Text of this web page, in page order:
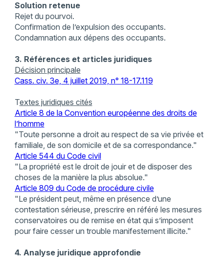
Solution retenue
Rejet du pourvoi.
Confirmation de l’expulsion des occupants.
Condamnation aux dépens des occupants.
3. Références et articles juridiques
Décision principale
Cass. civ. 3e, 4 juillet 2019, n° 18-17.119
Textes juridiques cités
Article 8 de la Convention européenne des droits de
l’homme
"Toute personne a droit au respect de sa vie privée et
familiale, de son domicile et de sa correspondance."
Article 544 du Code civil
"La propriété est le droit de jouir et de disposer des
choses de la manière la plus absolue."
Article 809 du Code de procédure civile
"Le président peut, même en présence d’une
contestation sérieuse, prescrire en référé les mesures
conservatoires ou de remise en état qui s’imposent
pour faire cesser un trouble manifestement illicite."
4. Analyse juridique approfondie